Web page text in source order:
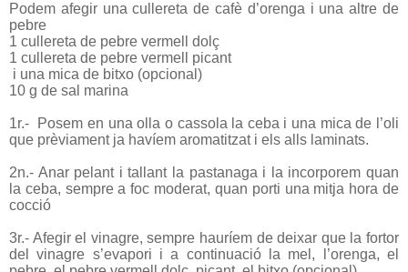
Podem afegir una cullereta de cafè d’orenga i una altre de
pebre
1 cullereta de pebre vermell dolç
1 cullereta de pebre vermell picant
i una mica de bitxo (opcional)
10 g de sal marina
1r.-
Posem en una olla o cassola la ceba i una mica de l’oli
que prèviament ja havíem aromatitzat i els alls laminats.
2n.- Anar pelant i tallant la pastanaga i la incorporem quan
la ceba, sempre a foc moderat, quan porti una mitja hora de
cocció
3r.- Afegir el vinagre, sempre hauríem de deixar que la fortor
del vinagre s’evapori i a continuació la mel, l’orenga, el